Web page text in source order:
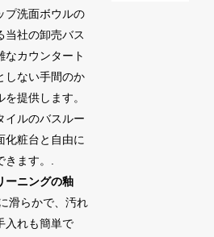
プ洗面ボウルの
当社の卸売バス
なカウンタート
しない手間のか
提供します。
イルのバスルー
化粧台と自由に
ます。.
ーニングの釉
滑らかで、汚れ
入れも簡単で